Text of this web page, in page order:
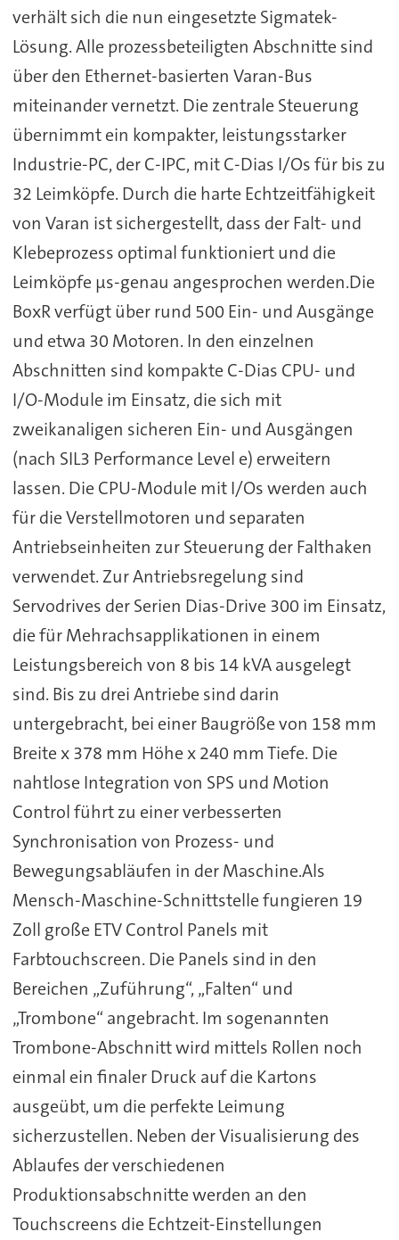
verhält sich die nun eingesetzte Sigmatek-
Lösung. Alle prozessbeteiligten Abschnitte sind
über den Ethernet-basierten Varan-Bus
miteinander vernetzt. Die zentrale Steuerung
übernimmt ein kompakter, leistungsstarker
Industrie-PC, der C-IPC, mit C-Dias I/Os für bis zu
32 Leimköpfe. Durch die harte Echtzeitfähigkeit
von Varan ist sichergestellt, dass der Falt- und
Klebeprozess optimal funktioniert und die
Leimköpfe µs-genau angesprochen werden.Die
BoxR verfügt über rund 500 Ein- und Ausgänge
und etwa 30 Motoren. In den einzelnen
Abschnitten sind kompakte C-Dias CPU- und
I/O-Module im Einsatz, die sich mit
zweikanaligen sicheren Ein- und Ausgängen
(nach SIL3 Performance Level e) erweitern
lassen. Die CPU-Module mit I/Os werden auch
für die Verstellmotoren und separaten
Antriebseinheiten zur Steuerung der Falthaken
verwendet. Zur Antriebsregelung sind
Servodrives der Serien Dias-Drive 300 im Einsatz,
die für Mehrachsapplikationen in einem
Leistungsbereich von 8 bis 14 kVA ausgelegt
sind. Bis zu drei Antriebe sind darin
untergebracht, bei einer Baugröße von 158 mm
Breite x 378 mm Höhe x 240 mm Tiefe. Die
nahtlose Integration von SPS und Motion
Control führt zu einer verbesserten
Synchronisation von Prozess- und
Bewegungsabläufen in der Maschine.Als
Mensch-Maschine-Schnittstelle fungieren 19
Zoll große ETV Control Panels mit
Farbtouchscreen. Die Panels sind in den
Bereichen „Zuführung“, „Falten“ und
„Trombone“ angebracht. Im sogenannten
Trombone-Abschnitt wird mittels Rollen noch
einmal ein finaler Druck auf die Kartons
ausgeübt, um die perfekte Leimung
sicherzustellen. Neben der Visualisierung des
Ablaufes der verschiedenen
Produktionsabschnitte werden an den
Touchscreens die Echtzeit-Einstellungen